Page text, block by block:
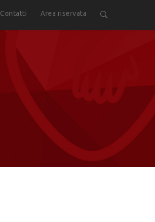
Contatti Area riservata